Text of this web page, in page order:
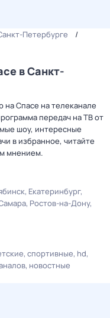
Петербурге
в Санкт-
на Спасе на телеканале
передач на ТВ от
шоу, интересные
в избранное, читайте
мнением.
Екатеринбург
Ростов-на-Дону
спортивные hd
новостные